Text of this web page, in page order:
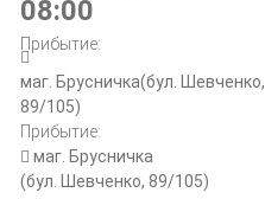
08:00
Прибытие:
маг. Брусничка(бул. Шевченко,
89/105)
Прибытие:
маг. Брусничка
(бул. Шевченко, 89/105)